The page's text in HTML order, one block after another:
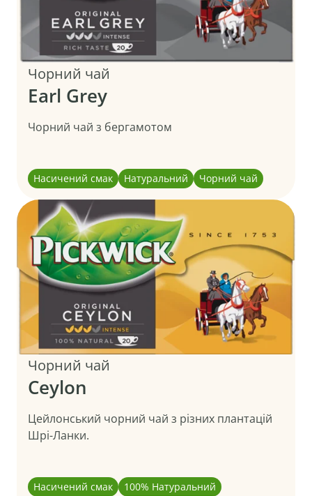
Чорний чай
Earl Grey
Чорний чай з бергамотом
Насичений смак Натуральний Чорний чай
Чорний чай
Ceylon
Цейлонський чорний чай з різних плантацій
Шрі-Ланки.
Насичений смак
100% Натуральний